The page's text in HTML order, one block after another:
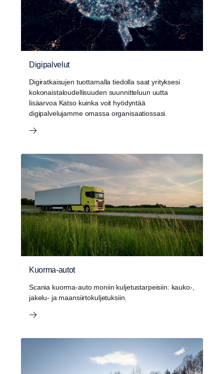
Digipalvelut
Digiratkaisujen tuottamalla tiedolla saat yrityksesi
kokonaistaloudellisuuden suunnitteluun uutta
lisäarvoa Katso kuinka voit hyödyntää
digipalvelujamme omassa organisaatiossasi.
Kuorma-autot
Scania kuorma-auto moniin kuljetustarpeisiin: kauko-,
jakelu- ja maansiirtokuljetuksiin.